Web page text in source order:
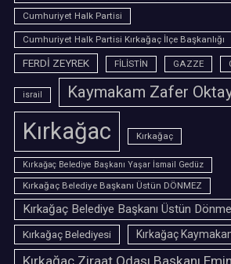
Cumhuriyet Halk Partisi
Cumhuriyet Halk Partisi Kırkağaç İlçe Başkanlığı
FERDİ ZEYREK
FİLİSTİN GAZZE
israil Kaymakam Zafer
Kırkağac Kırkağaç
Kırkağaç Belediye Başkanı Yaşar İsmail Gedüz
Kırkağaç Belediye Başkanı Üstün DÖNMEZ
Kırkağaç Belediye Başkanı Üstün
Kırkağaç Belediyesi Kırkağaç
Kırkağaç Ziraat Odası Başkanı